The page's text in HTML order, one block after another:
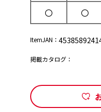
〇 〇
ItemJAN：
掲載カタログ：